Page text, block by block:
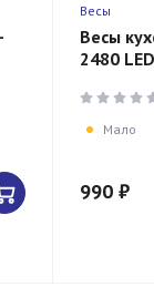
Весы
Весы
2480
1г, Авто
Мало
990 ₽